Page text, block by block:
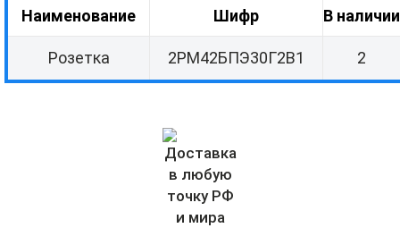
Наименование Шифр В наличии
Розетка 2РМ42БПЭ30Г2В1 2